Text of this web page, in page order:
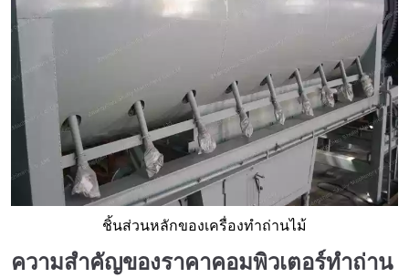
ชิ้นส่วนหลักของเครื่องทำถ่านไม้
ความสำคัญของราคาคอมพิวเตอร์ทำถ่าน